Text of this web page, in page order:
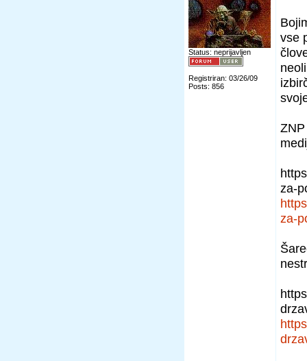
Status: neprijavljen
Registriran: 03/26/09
Posts: 856
vse
za-
za-